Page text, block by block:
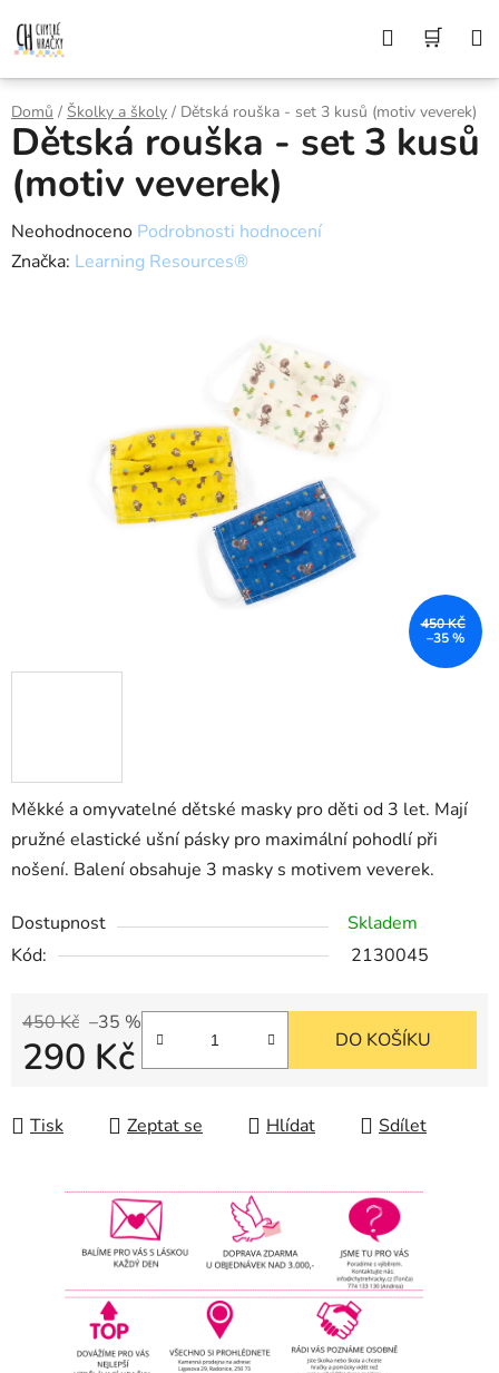
na
obsah
Z DŮVODU DOVOLENÉ BUDEME VAŠE
OBJEDNÁVKY ODESÍLAT AŽ 10. 8. DĚKUJEME
ZA POCHOPENÍ A PŘEJEME KRÁSNÉ LÉTO🌞
Hledat
Domů / Školky a školy / Dětská rouška - set 3 kusů (motiv veverek)
Měkké a omyvatelné dětské masky pro děti od 3 let. Mají
pružné elastické ušní pásky pro maximální pohodlí při
nošení. Balení obsahuje 3 masky s motivem veverek.
Dostupnost
Skladem
Kód:
2130045
450 Kč –35 %
290 Kč DO KOŠÍKU
Tisk Zeptat se Hlídat Sdílet
Dětská rouška - set 3 kusů
(motiv veverek)
Průměrné
hodnocení
Neohodnoceno Podrobnosti hodnocení
Značka: Learning Resources®
450 KČ
–35 %